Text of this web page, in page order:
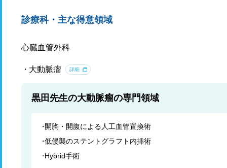
診療科・主な得意領域
心臓血管外科
大動脈瘤 詳細
黒田先生の大動脈瘤の専門領域
開胸・開腹による人工血管置換術
低侵襲のステントグラフト内挿術
Hybrid手術